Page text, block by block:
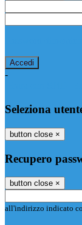
-
Seleziona
button close ×
Recupero
button close ×
all'indirizzo indicato